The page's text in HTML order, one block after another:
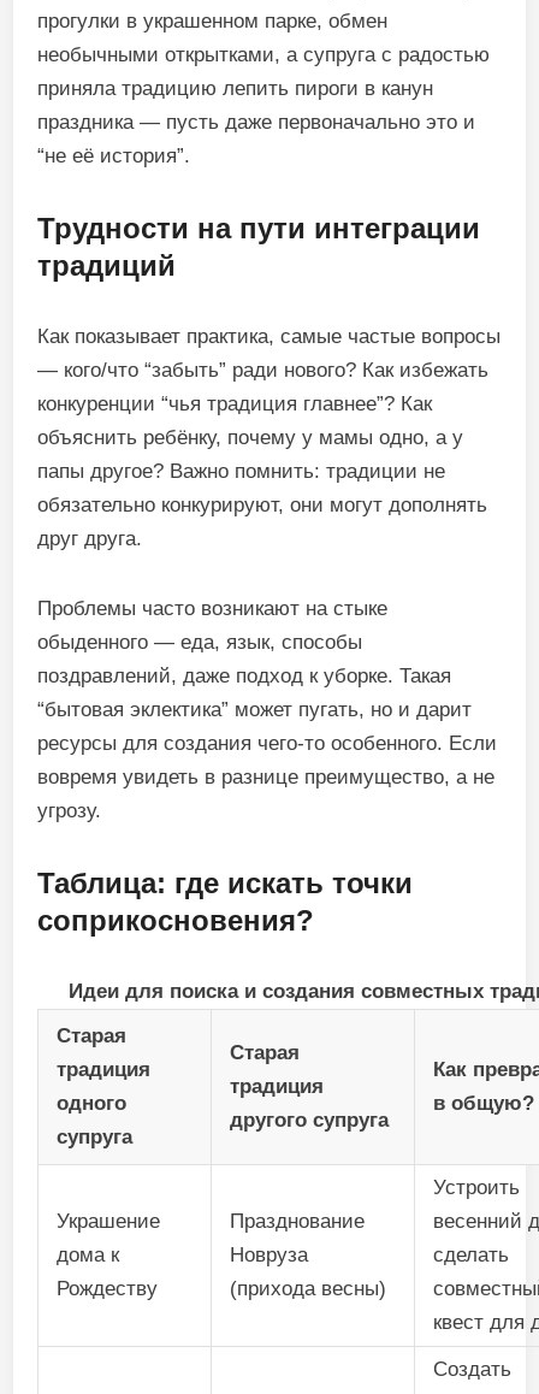
прогулки в украшенном парке, обмен
необычными открытками, а супруга с радостью
приняла традицию лепить пироги в канун
праздника — пусть даже первоначально это и
“не её история”.
Трудности на пути интеграции
традиций
Как показывает практика, самые частые вопросы
— кого/что “забыть” ради нового? Как избежать
конкуренции “чья традиция главнее”? Как
объяснить ребёнку, почему у мамы одно, а у
папы другое? Важно помнить: традиции не
обязательно конкурируют, они могут дополнять
друг друга.
Проблемы часто возникают на стыке
обыденного — еда, язык, способы
поздравлений, даже подход к уборке. Такая
“бытовая эклектика” может пугать, но и дарит
ресурсы для создания чего-то особенного. Если
вовремя увидеть в разнице преимущество, а не
угрозу.
Таблица: где искать точки
соприкосновения?
Идеи для поиска и создания совместных
Старая
традиция
одного
супруга
Старая
традиция
другого супруга
Как
в общую?
Украшение
дома к
Рождеству
Празднование
Новруза
(прихода весны)
Устроить
весенний
сделать
квест для
Создать